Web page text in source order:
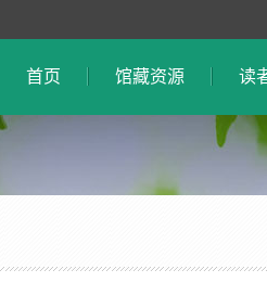
首页 馆藏资源 读